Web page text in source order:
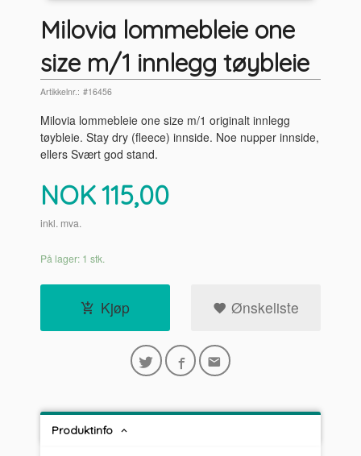
Milovia lommebleie one
size m/1 innlegg tøybleie
Artikkelnr.: #16456
Milovia lommebleie one size m/1 originalt innlegg
tøybleie. Stay dry (fleece) innside. Noe nupper innside,
ellers Svært god stand.
Pris
NOK115,00
inkl. mva.
På lager: 1 stk.
Kjøp Ønskeliste
Produktinfo